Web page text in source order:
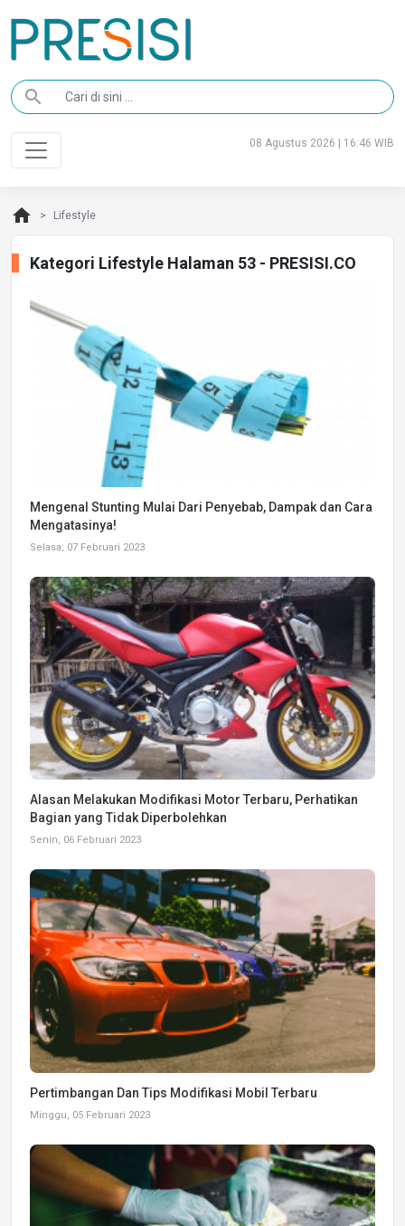
search
08 Agustus 2026 | 16:46 WIB
home Lifestyle
Kategori Lifestyle Halaman 53 - PRESISI.CO
Mengenal Stunting Mulai Dari Penyebab, Dampak dan Cara
Mengatasinya!
Selasa, 07 Februari 2023
Alasan Melakukan Modifikasi Motor Terbaru, Perhatikan
Bagian yang Tidak Diperbolehkan
Senin, 06 Februari 2023
Pertimbangan Dan Tips Modifikasi Mobil Terbaru
Minggu, 05 Februari 2023